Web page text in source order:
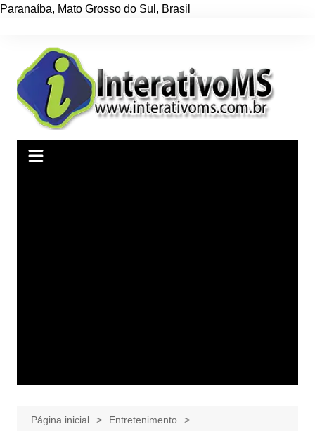
Paranaíba, Mato Grosso do Sul , Brasil
conteúdo
Página inicial
Entretenimento